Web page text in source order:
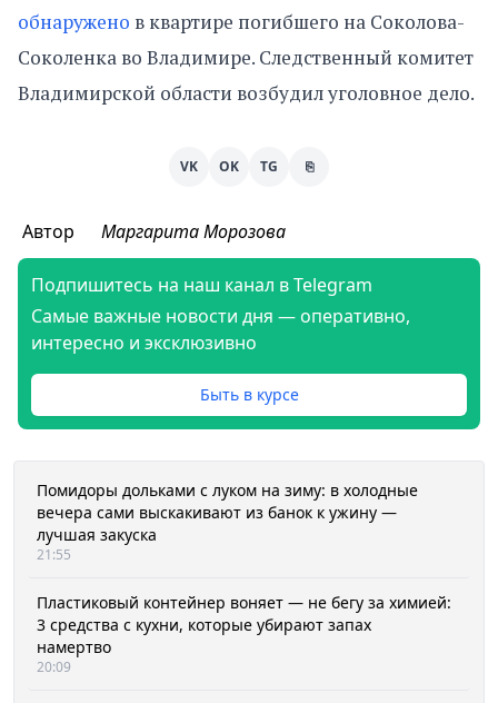
обнаружено в квартире погибшего на Соколова-
Соколенка во Владимире. Следственный комитет
Владимирской области возбудил уголовное дело.
VK OK TG ⎘
Автор Маргарита Морозова
Подпишитесь на наш канал в Telegram
Самые важные новости дня — оперативно,
интересно и эксклюзивно
Быть в курсе
Помидоры дольками с луком на зиму: в холодные
вечера сами выскакивают из банок к ужину —
лучшая закуска
21:55
Пластиковый контейнер воняет — не бегу за химией:
3 средства с кухни, которые убирают запах
намертво
20:09